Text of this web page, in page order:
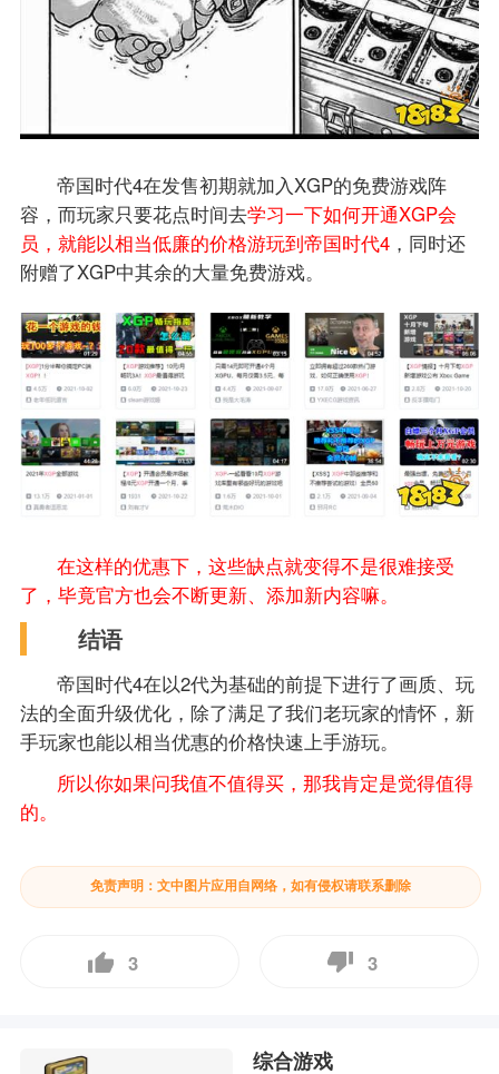
帝国时代4在发售初期就加入XGP的免费游戏阵
容，而玩家只要花点时间去学习一下如何开通XGP会
员，就能以相当低廉的价格游玩到帝国时代4，同时还
附赠了XGP中其余的大量免费游戏。
在这样的优惠下，这些缺点就变得不是很难接受
了，毕竟官方也会不断更新、添加新内容嘛。
结语
帝国时代4在以2代为基础的前提下进行了画质、玩
法的全面升级优化，除了满足了我们老玩家的情怀，新
手玩家也能以相当优惠的价格快速上手游玩。
所以你如果问我值不值得买，那我肯定是觉得值得
的。
免责声明：文中图片应用自网络，如有侵权请联系删除
3 3
综合游戏